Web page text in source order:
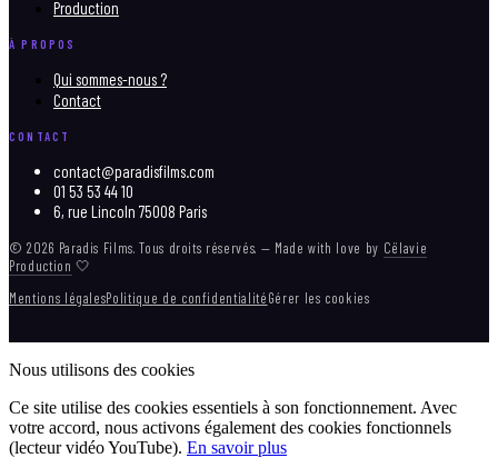
Production
À PROPOS
Qui sommes-nous ?
Contact
CONTACT
contact@paradisfilms.com
01 53 53 44 10
6, rue Lincoln 75008 Paris
© 2026 Paradis Films. Tous droits réservés. — Made with love by Cëlavie
Production 🤍
Mentions légalesPolitique de confidentialitéGérer les cookies
Nous utilisons des cookies
Ce site utilise des cookies essentiels à son fonctionnement. Avec
votre accord, nous activons également des cookies fonctionnels
(lecteur vidéo YouTube). En savoir plus